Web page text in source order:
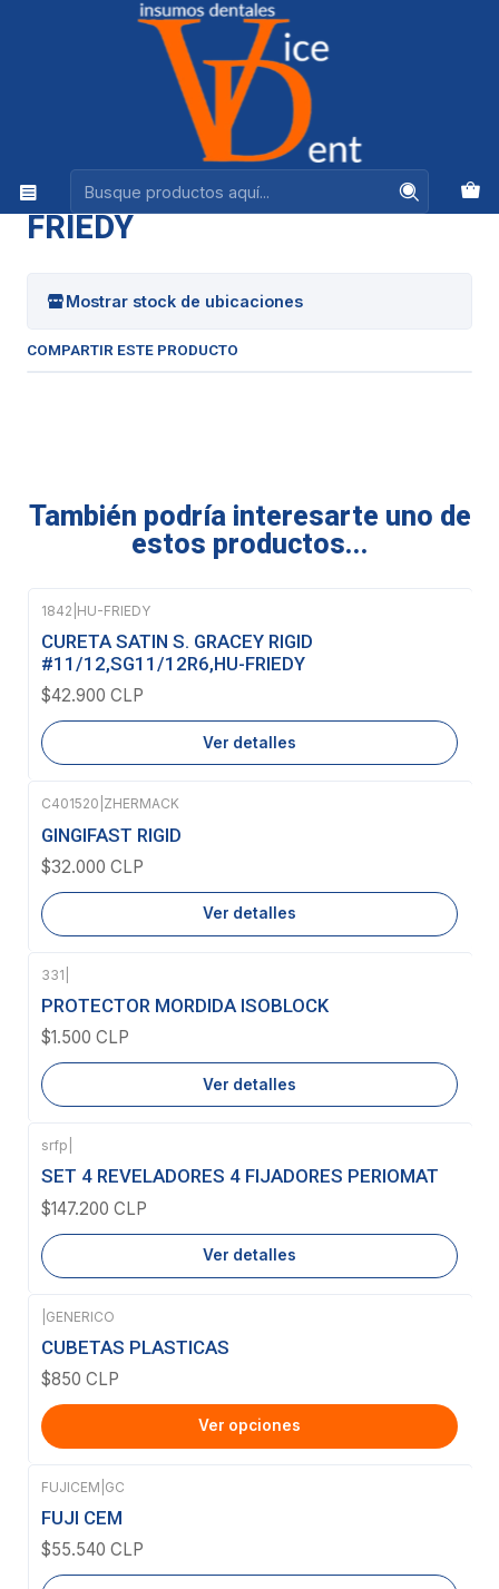
Ventas +56944575313
INSTRUMENTAL CURETA GRACEY RIGID HU FRIEDY
CURETA GRACEY RIGID HU
FRIEDY
Mostrar stock de ubicaciones
COMPARTIR ESTE PRODUCTO
También podría interesarte uno de
estos productos...
Agotado
1842 HU-FRIEDY
CURETA SATIN S. GRACEY RIGID
#11/12,SG11/12R6,HU-FRIEDY
$42.900 CLP
Ver detalles
Agotado
C401520 ZHERMACK
GINGIFAST RIGID
$32.000 CLP
Ver detalles
Agotado
331
PROTECTOR MORDIDA ISOBLOCK
$1.500 CLP
Ver detalles
Agotado
srfp
SET 4 REVELADORES 4 FIJADORES PERIOMAT
$147.200 CLP
Ver detalles
GENERICO
CUBETAS PLASTICAS
$850 CLP
Ver opciones
Agotado
FUJICEM GC
FUJI CEM
$55.540 CLP